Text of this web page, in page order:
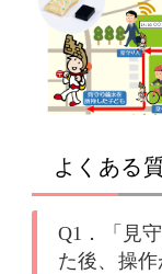
よくある
Q1．「見
た後、操作